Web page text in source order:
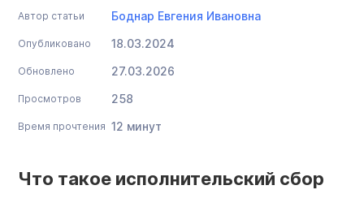
Автор статьи Боднар Евгения Ивановна
Опубликовано 18.03.2024
Обновлено 27.03.2026
Просмотров 258
Время прочтения 12 минут
Что такое исполнительский сбор